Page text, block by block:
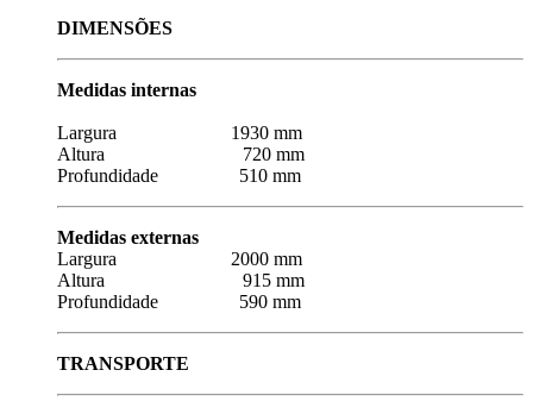
DIMENSÕES
Medidas internas
Largura 1930 mm
Altura 720 mm
Profundidade 510 mm
Medidas externas
Largura 2000 mm
Altura 915 mm
Profundidade 590 mm
TRANSPORTE